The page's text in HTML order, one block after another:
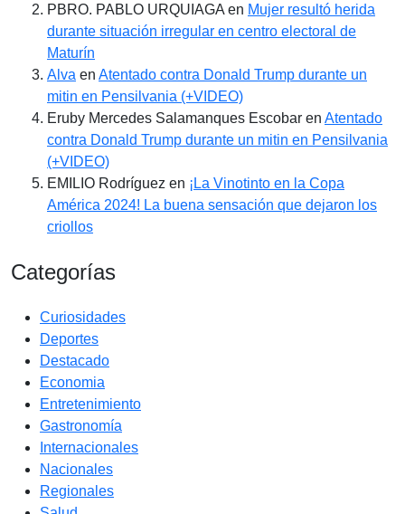
PBRO. PABLO URQUIAGAen Mujer resultó herida
durante situación irregular en centro electoral de
Maturín
Alva en Atentado contra Donald Trump durante un
mitin en Pensilvania (+VIDEO)
Eruby Mercedes Salamanques Escobar en Atentado
contra Donald Trump durante un mitin en Pensilvania
(+VIDEO)
EMILIO Rodríguez en ¡La Vinotinto en la Copa
América 2024! La buena sensación que dejaron los
criollos
Categorías
Curiosidades
Deportes
Destacado
Economia
Entretenimiento
Gastronomía
Internacionales
Nacionales
Regionales